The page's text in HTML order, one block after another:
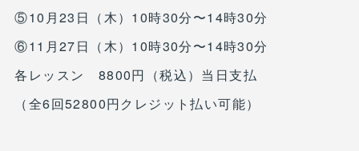
⑤10月23日（木）10時30分〜14時30分
⑥11月27日（木）10時30分〜14時30分
各レッスン 8800円（税込）当日支払
（全6回52800円クレジット払い可能）